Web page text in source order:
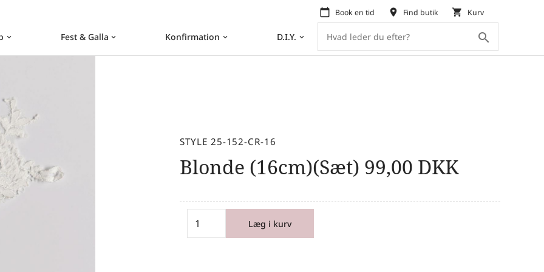
keyboard_arrow_down Fest & Galla keyboard_arrow_down Konfirmation keyboard_arrow_down D.I.Y. keyboard_arrow_down search
calendar_today Book en tid place Find butik shopping_cart Kurv
STYLE 25-152-CR-16
Blonde (16cm)(Sæt) 99,00 DKK
Læg i kurv